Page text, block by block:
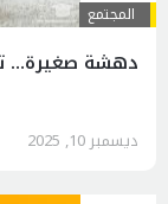
المجتمع
دهشة صغيرة…
ديسمبر 10, 2025